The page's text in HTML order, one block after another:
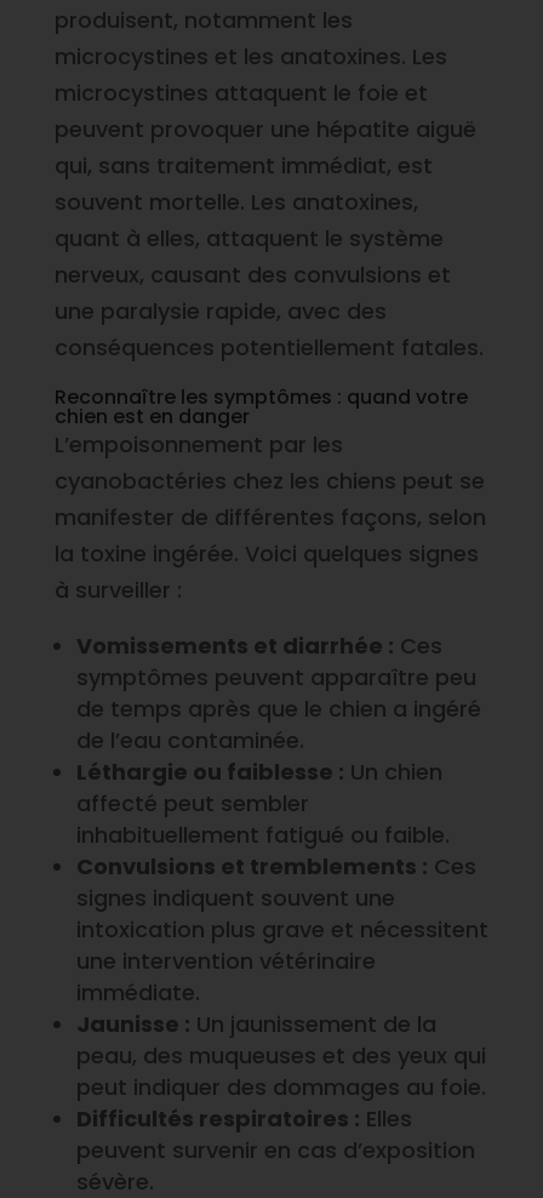
produisent, notamment les
microcystines et les anatoxines. Les
microcystines attaquent le foie et
peuvent provoquer une hépatite aiguë
qui, sans traitement immédiat, est
souvent mortelle. Les anatoxines,
quant à elles, attaquent le système
nerveux, causant des convulsions et
une paralysie rapide, avec des
conséquences potentiellement fatales.
Reconnaître les symptômes : quand votre
chien est en danger
L’empoisonnement par les
cyanobactéries chez les chiens peut se
manifester de différentes façons, selon
la toxine ingérée. Voici quelques signes
à surveiller :
Vomissements et diarrhée : Ces
symptômes peuvent apparaître peu
de temps après que le chien a ingéré
de l’eau contaminée.
Léthargie ou faiblesse : Un chien
affecté peut sembler
inhabituellement fatigué ou faible.
Convulsions et tremblements : Ces
signes indiquent souvent une
intoxication plus grave et nécessitent
une intervention vétérinaire
immédiate.
Jaunisse : Un jaunissement de la
peau, des muqueuses et des yeux qui
peut indiquer des dommages au foie.
Difficultés respiratoires : Elles
peuvent survenir en cas d’exposition
sévère.